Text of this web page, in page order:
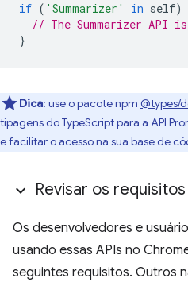
if ( 'Summarizer' in self)
// The Summarizer API
}
Dica: use o pacote npm @types/
tipagens do TypeScript para a API
e facilitar o acesso na sua base de
Revisar os
Os desenvolvedores e
usando essas APIs no
seguintes requisitos. Outros